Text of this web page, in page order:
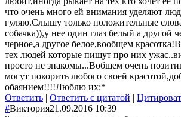
что очень много ей внимания уделяют
гуляю.Слышу только положительные
собачка)),у нее один глаз белый а другой
черное,а другое белое,вообщем
тех людей которые пишут про них
просто не знакомы...Вобщем очень
могут покорить любого своей
обаянием!!!!Люблю их:*
Ответить | Ответить с цитатой |
#Виктория21.09.2016 10:39